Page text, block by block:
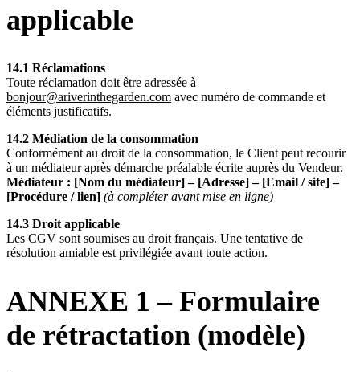
applicable
14.1 Réclamations
Toute réclamation doit être adressée à
bonjour@ariverinthegarden.com avec numéro de commande et
éléments justificatifs.
14.2 Médiation de la consommation
Conformément au droit de la consommation, le Client peut recourir
à un médiateur après démarche préalable écrite auprès du Vendeur.
Médiateur : [Nom du médiateur] – [Adresse] – [Email / site] –
[Procédure / lien] (à compléter avant mise en ligne)
14.3 Droit applicable
Les CGV sont soumises au droit français. Une tentative de
résolution amiable est privilégiée avant toute action.
ANNEXE 1 – Formulaire
de rétractation (modèle)